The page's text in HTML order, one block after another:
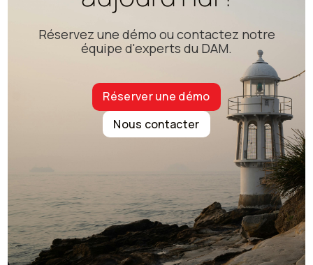
Réservez une démo ou contactez notre
équipe d'experts du DAM.
Réserver une démo
Nous contacter